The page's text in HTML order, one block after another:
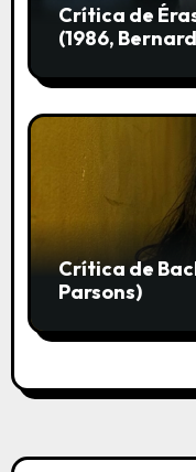
Crítica de
(1986,
Crítica de
Parsons)